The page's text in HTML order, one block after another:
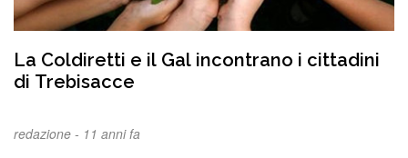
La Coldiretti e il Gal incontrano i cittadini
di Trebisacce
redazione - 11 anni fa